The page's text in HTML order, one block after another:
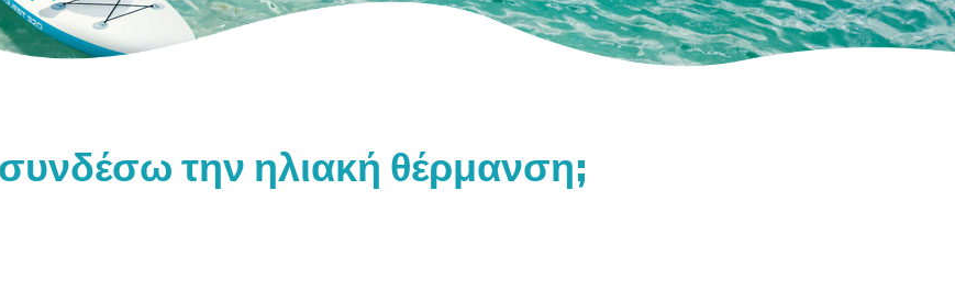
την ηλιακή θέρμανση;